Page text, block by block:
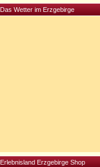
Erlebnisland Erzgebirge Shop
Das Wetter im Erzgebirge